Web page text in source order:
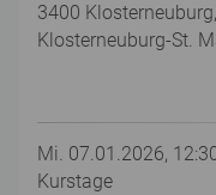
3400
Klosterneuburg-St.
Mi. 07.01.2026,
Kurstage